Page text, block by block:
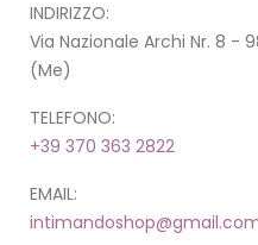
INDIRIZZO:
Via Nazionale Archi Nr. 8 -
(Me)
TELEFONO:
+39 370 363 2822
EMAIL: